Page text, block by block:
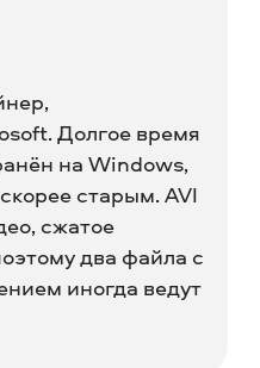
Долгое время
на Windows,
старым. AVI
сжатое
два файла с
иногда ведут